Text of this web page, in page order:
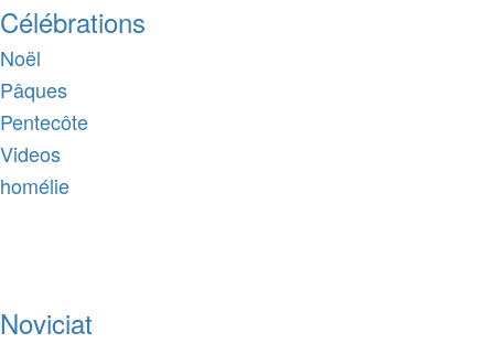
Célébrations
Noël
Pâques
Pentecôte
Videos
homélie
Noviciat